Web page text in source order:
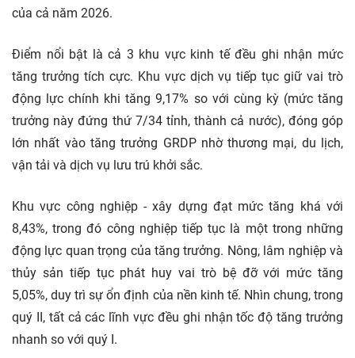
của cả năm 2026.
Điểm nổi bật là cả 3 khu vực kinh tế đều ghi nhận mức
tăng trưởng tích cực. Khu vực dịch vụ tiếp tục giữ vai trò
động lực chính khi tăng 9,17% so với cùng kỳ (mức tăng
trưởng này đứng thứ 7/34 tỉnh, thành cả nước), đóng góp
lớn nhất vào tăng trưởng GRDP nhờ thương mại, du lịch,
vận tải và dịch vụ lưu trú khởi sắc.
Khu vực công nghiệp - xây dựng đạt mức tăng khá với
8,43%, trong đó công nghiệp tiếp tục là một trong những
động lực quan trọng của tăng trưởng. Nông, lâm nghiệp và
thủy sản tiếp tục phát huy vai trò bệ đỡ với mức tăng
5,05%, duy trì sự ổn định của nền kinh tế. Nhìn chung, trong
quý II, tất cả các lĩnh vực đều ghi nhận tốc độ tăng trưởng
nhanh so với quý I.